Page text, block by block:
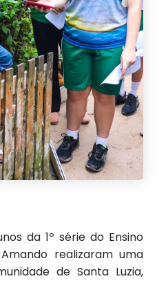
da 1º série do Ensino
realizaram uma
de Santa Luzia,